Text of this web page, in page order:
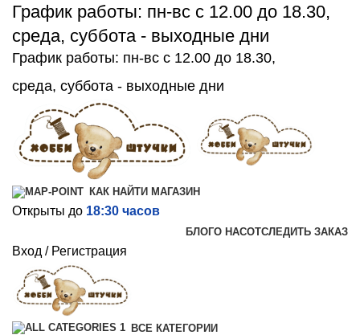
График работы: пн-вс с 12.00 до 18.30,
среда, суббота - выходные дни
График работы: пн-вс с 12.00 до 18.30,
среда, суббота - выходные дни
КАК НАЙТИ МАГАЗИН
Открыты до 18:30 часов
БЛОГО НАСОТСЛЕДИТЬ ЗАКАЗ
Вход / Регистрация
ВСЕ КАТЕГОРИИ